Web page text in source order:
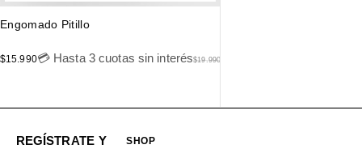
Engomado Pitillo
$19.990
$15.990💳 Hasta 3 cuotas sin interés
REGÍSTRATE Y
SHOP